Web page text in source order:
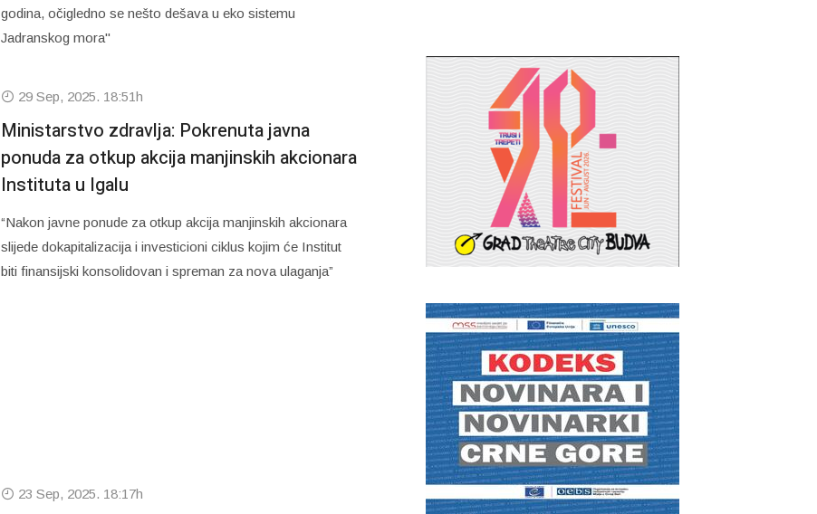
godina, očigledno se nešto dešava u eko sistemu
Jadranskog mora"
29 Sep, 2025. 18:51h
Ministarstvo zdravlja: Pokrenuta javna
ponuda za otkup akcija manjinskih akcionara
Instituta u Igalu
“Nakon javne ponude za otkup akcija manjinskih akcionara
slijede dokapitalizacija i investicioni ciklus kojim će Institut
biti finansijski konsolidovan i spreman za nova ulaganja”
23 Sep, 2025. 18:17h